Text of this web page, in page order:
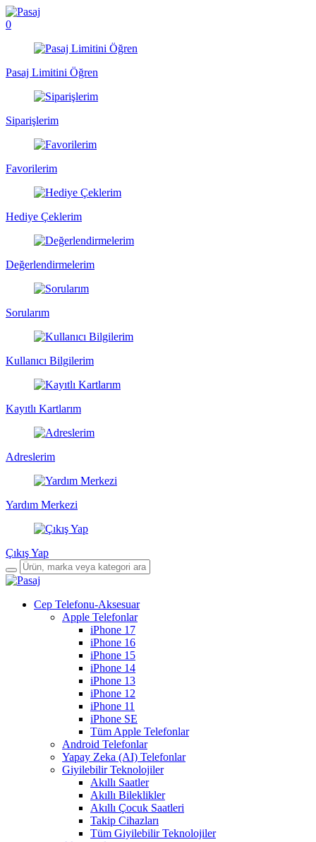
0
Pasaj Limitini Öğren
Siparişlerim
Favorilerim
Hediye Çeklerim
Değerlendirmelerim
Sorularım
Kullanıcı Bilgilerim
Kayıtlı Kartlarım
Adreslerim
Yardım Merkezi
Çıkış Yap
Cep Telefonu-Aksesuar
Apple Telefonlar
iPhone 17
iPhone 16
iPhone 15
iPhone 14
iPhone 13
iPhone 12
iPhone 11
iPhone SE
Tüm Apple Telefonlar
Android Telefonlar
Yapay Zeka (AI) Telefonlar
Giyilebilir Teknolojiler
Akıllı Saatler
Akıllı Bileklikler
Akıllı Çocuk Saatleri
Takip Cihazları
Tüm Giyilebilir Teknolojiler